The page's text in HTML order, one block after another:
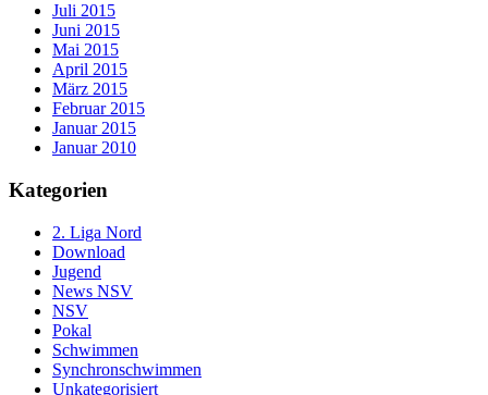
Juli 2015
Juni 2015
Mai 2015
April 2015
März 2015
Februar 2015
Januar 2015
Januar 2010
Kategorien
2. Liga Nord
Download
Jugend
News NSV
NSV
Pokal
Schwimmen
Synchronschwimmen
Unkategorisiert